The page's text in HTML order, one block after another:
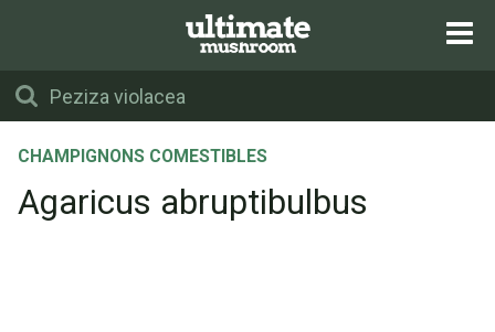
CHAMPIGNONS COMESTIBLES
Agaricus abruptibulbus